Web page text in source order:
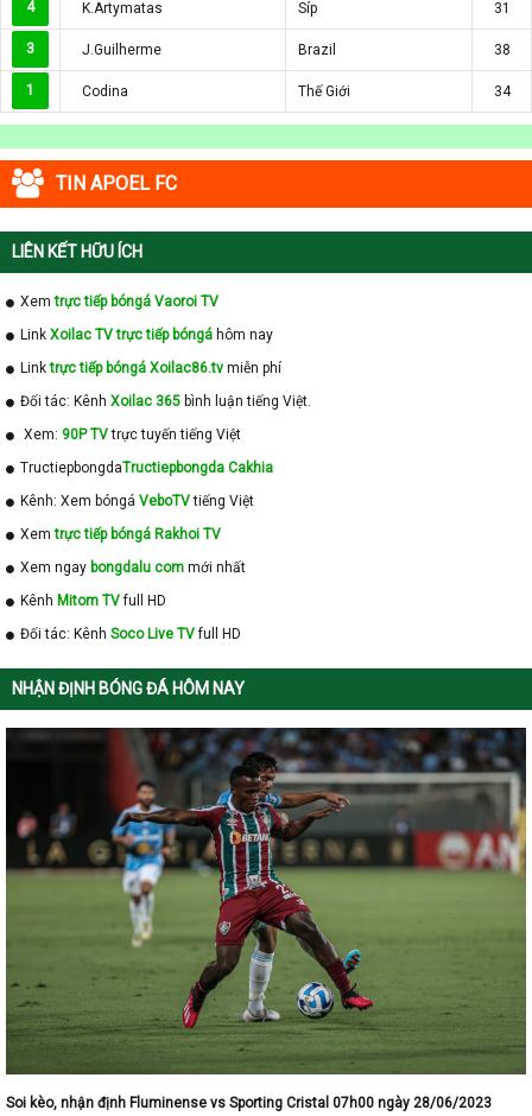
4 K.Artymatas Síp 31
3 J.Guilherme Brazil 38
1 Codina Thế Giới 34
TIN APOEL FC
LIÊN KẾT HỮU ÍCH
Xemtrực tiếp bóngá Vaoroi TV
Link Xoilac TV trực tiếp bóngá hôm nay
Linktrực tiếp bóngá Xoilac86.tv miễn phí
Đối tác: Kênh Xoilac 365 bình luận tiếng Việt.
Xem: 90P TVtrực tuyến tiếng Việt
TructiepbongdaTructiepbongda Cakhia
Kênh: Xem bóngá VeboTVtiếng Việt
Xemtrực tiếp bóngá Rakhoi TV
Xem ngay bongdalu com mới nhất
Kênh Mitom TVfull HD
Đối tác: Kênh Soco Live TVfull HD
NHẬN ĐỊNH BÓNG ĐÁ HÔM NAY
Soi kèo, nhận định Fluminense vs Sporting Cristal 07h00 ngày 28/06/2023